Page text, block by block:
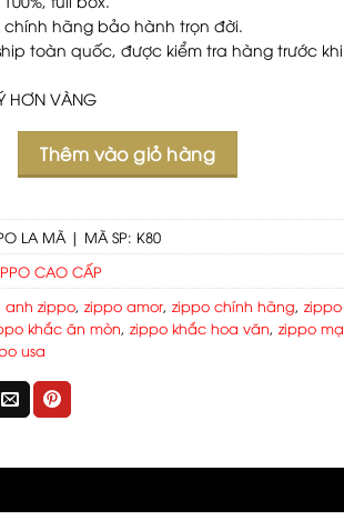
chính hãng bảo hành trọn đời.
toàn quốc, được kiểm tra hàng trước khi
HƠN VÀNG
Thêm vào giỏ hàng
LA MÃ | MÃ SP: K80
CAO CẤP
anh zippo, zippo amor, zippo chính hãng, zippo
khắc ăn mòn, zippo khắc hoa văn, zippo mạ
usa